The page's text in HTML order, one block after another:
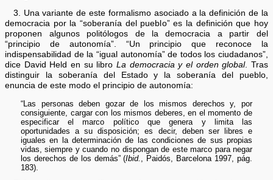
3. Una variante de este formalismo asociado a la definición de la
democracia por la “soberanía del pueblo” es la definición que hoy
proponen algunos politólogos de la democracia a partir del
“principio de autonomía”. “Un principio que reconoce la
indispensabilidad de la “igual autonomía” de todos los ciudadanos”,
dice David Held en su libro La democracia y el orden global. Tras
distinguir la soberanía del Estado y la soberanía del pueblo,
enuncia de este modo el principio de autonomía:
“Las personas deben gozar de los mismos derechos y, por
consiguiente, cargar con los mismos deberes, en el momento de
especificar el marco político que genera y limita las
oportunidades a su disposición; es decir, deben ser libres e
iguales en la determinación de las condiciones de sus propias
vidas, siempre y cuando no dispongan de este marco para negar
los derechos de los demás” (Ibid.
, Paidós, Barcelona 1997, pág.
183).